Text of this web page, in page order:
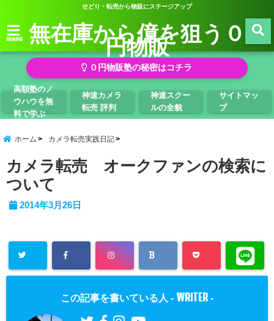
せどり・転売から物販にステージアップ
menu 無在庫から億を狙う０
円物販
０円物販塾の秘密はコチラ
高額塾のノ
ウハウを無
料で学ぶ
神速カメラ
転売 評判
神速スクー
ルの全貌
サイトマッ
プ
ホーム カメラ転売実践日記
カメラ転売 オークファンの検索に
ついて
2014年3月26日
この記事を書いている人 - WRITER -